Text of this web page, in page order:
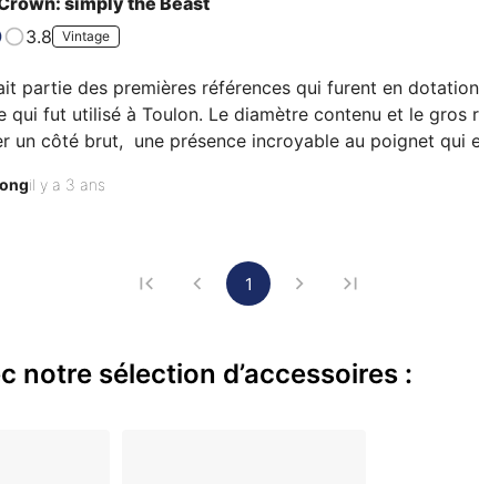
3.8
Vintage
partie des premières références qui furent en
qui fut utilisé à Toulon. Le diamètre contenu et le gros
un côté brut,  une présence incroyable au poignet
et une montre incontournable.
il y a 3 ans
1
notre sélection d’accessoires :